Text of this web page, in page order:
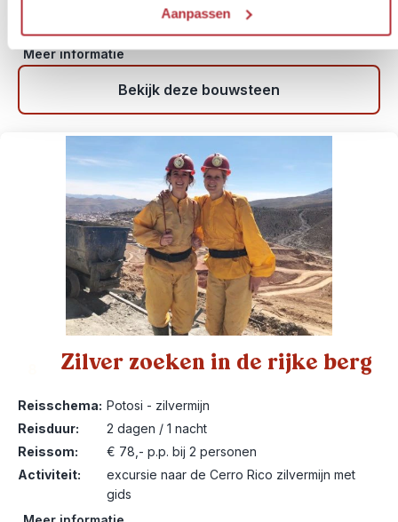
Aanpassen
wandel- en excursiemogelijkheden in de
Meer informatie
Bekijk deze bouwsteen
Zilver zoeken in de rijke berg
Reisschema: Potosi - zilvermijn
Reisduur:
2 dagen / 1 nacht
Reissom:
€ 78,- p.p. bij 2 personen
Activiteit:
excursie naar de Cerro Rico zilvermijn met
gids